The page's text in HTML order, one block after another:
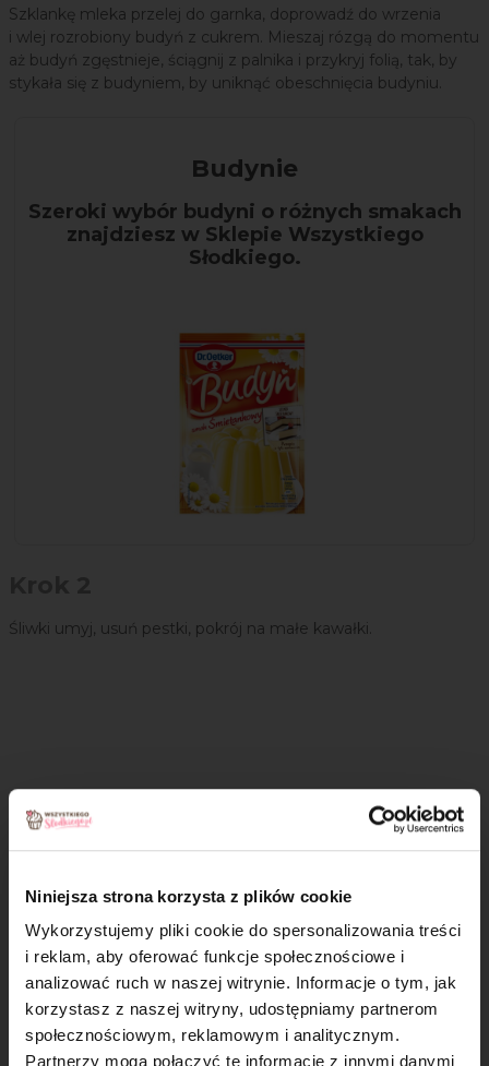
Niniejsza strona korzysta z plików cookie
Wykorzystujemy pliki cookie do spersonalizowania treści
i reklam, aby oferować funkcje społecznościowe i
analizować ruch w naszej witrynie. Informacje o tym, jak
korzystasz z naszej witryny, udostępniamy partnerom
społecznościowym, reklamowym i analitycznym.
Partnerzy mogą połączyć te informacje z innymi danymi
Szklankę mleka przelej do garnka, doprowadź do wrzenia
i wlej rozrobiony budyń z cukrem. Mieszaj rózgą do momentu
aż budyń zgęstnieje, ściągnij z palnika i przykryj folią, tak, by
stykała się z budyniem, by uniknąć obeschnięcia budyniu.
Budynie
Szeroki wybór budyni o różnych smakach
znajdziesz w Sklepie Wszystkiego
Słodkiego.
Śliwki umyj, usuń pestki, pokrój na małe kawałki.
Krok 3
×